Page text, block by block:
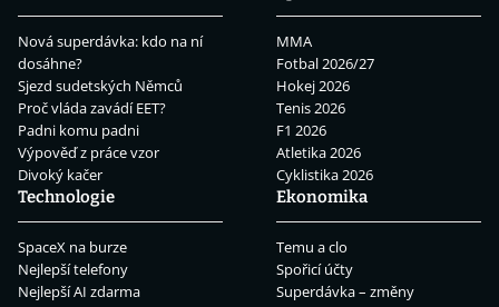
Nová superdávka: kdo na ní
dosáhne?
Sjezd sudetských Němců
Proč vláda zavádí EET?
Padni komu padni
Výpověď z práce vzor
Divoký kačer
MMA
Fotbal 2026/27
Hokej 2026
Tenis 2026
F1 2026
Atletika 2026
Cyklistika 2026
Technologie
SpaceX na burze
Nejlepší telefony
Nejlepší AI zdarma
Ekonomika
Temu a clo
Spořicí účty
Superdávka – změny